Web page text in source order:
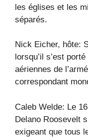
les églises et les
séparés.
Nick Eicher, hôte:
lorsqu’il s’est
aériennes de
correspondant
Caleb Welde: Le
Delano Roosevelt
exigeant que tous